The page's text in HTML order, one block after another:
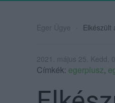
Eger Ügye Elkészült
2021. május 25. Kedd,
Címkék: egerplusz,